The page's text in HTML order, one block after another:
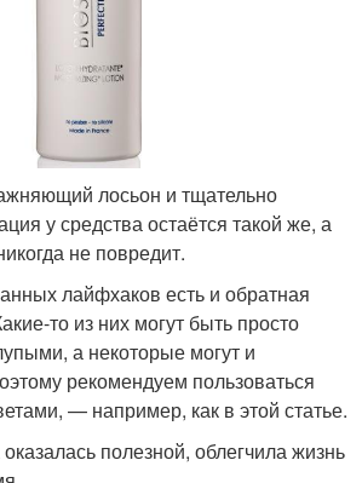
лосьон и тщательно
у средства остаётся такой же, а
не повредит.
лайфхаков есть и обратная
то из них могут быть просто
а некоторые могут и
рекомендуем пользоваться
— например, как в этой статье.
полезной, облегчила жизнь